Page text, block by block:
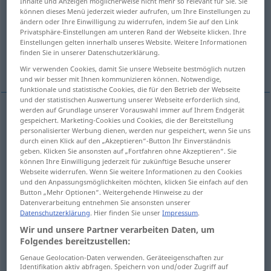
Übersicht aller Übersetzungen
(Für mehr Details die Übersetzung anklicken/antippen)
Gefangener, Häftling Weitere Beispiele...
Gefangene(r) prisoner a. FIG
Häftling m prisoner a. FIG
Beispiele
a.prisoner ofwar
Kriegsgefangene(r)m
können dieses Menü jederzeit wieder aufrufen, um Ihre Einstellungen zu
ändern oder Ihre Einwilligung zu widerrufen, indem Sie auf den Link
Privatsphäre-Einstellungen am unteren Rand der Webseite klicken. Ihre
Einstellungen gelten innerhalb unseres Website. Weitere Informationen
finden Sie in unserer Datenschutzerklärung.
Wir verwenden Cookies, damit Sie unsere Webseite bestmöglich nutzen
und wir besser mit Ihnen kommunizieren können. Notwendige,
funktionale und statistische Cookies, die für den Betrieb der Webseite
und der statistischen Auswertung unserer Webseite erforderlich sind,
werden auf Grundlage unserer Vorauswahl immer auf Ihrem Endgerät
gespeichert. Marketing-Cookies und Cookies, die der Bereitstellung
personalisierter Werbung dienen, werden nur gespeichert, wenn Sie uns
durch einen Klick auf den „Akzeptieren“-Button Ihr Einverständnis
geben. Klicken Sie ansonsten auf „Fortfahren ohne Akzeptieren“. Sie
können Ihre Einwilligung jederzeit für zukünftige Besuche unserer
Webseite widerrufen. Wenn Sie weitere Informationen zu den Cookies
und den Anpassungsmöglichkeiten möchten, klicken Sie einfach auf den
Button „Mehr Optionen“. Weitergehende Hinweise zu der
Datenverarbeitung entnehmen Sie ansonsten unserer
Datenschutzerklärung. Hier finden Sie unserImpressum.
Wir und unsere Partner verarbeiten Daten, um
Folgendes bereitzustellen:
Genaue Geolocation-Daten verwenden. Geräteeigenschaften zur
Identifikation aktiv abfragen. Speichern von und/oder Zugriff auf